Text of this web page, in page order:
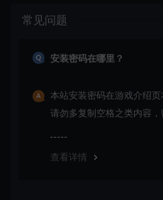
常见问题
安装密码在哪里？
本站安装密码在游戏介绍
请勿多复制空格之类内容
查看详情